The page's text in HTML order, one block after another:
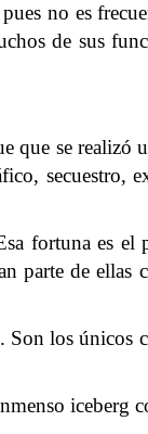
no es
de sus
que se realizó
secuestro,
fortuna es el
parte de ellas
los únicos
iceberg